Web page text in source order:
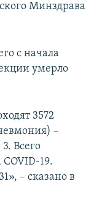
Минздрава
с начала
умерло
3572
–
Всего
19.
– сказано в